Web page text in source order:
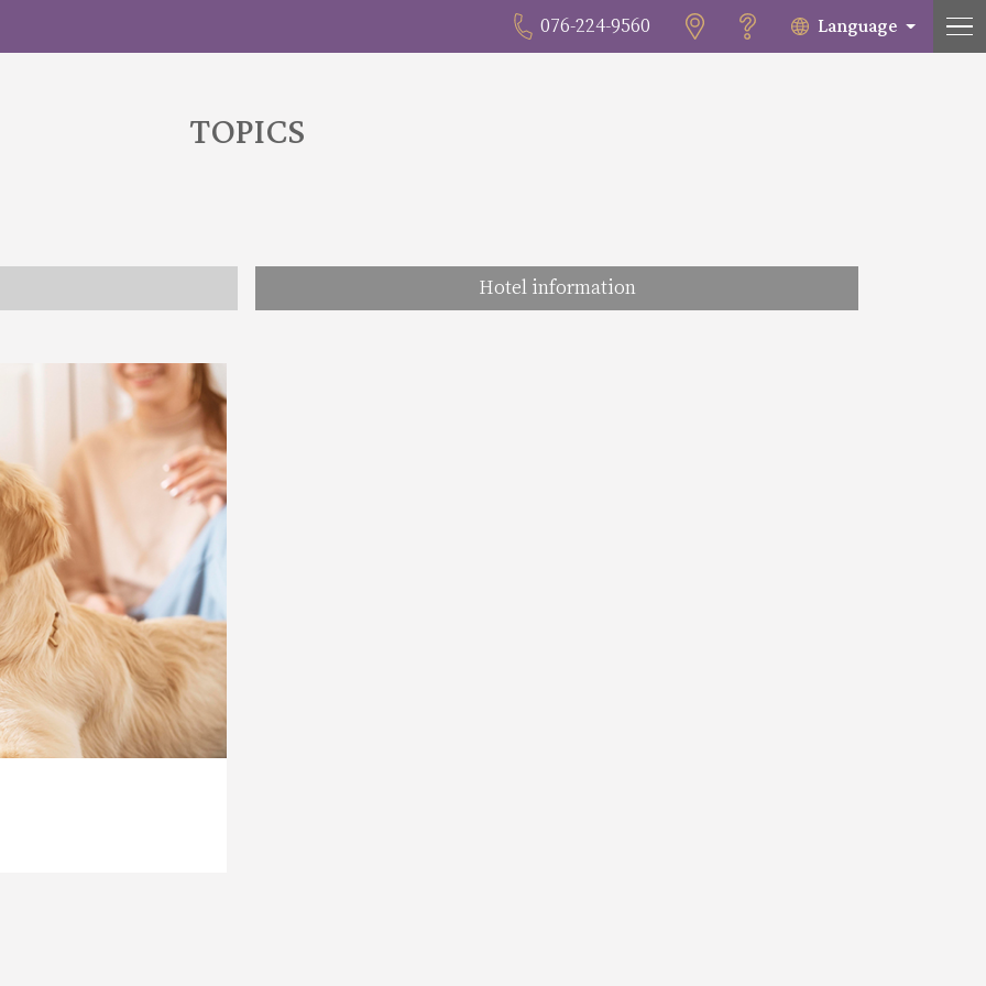
076-224-9560 Language
TOPICS
Hotel information